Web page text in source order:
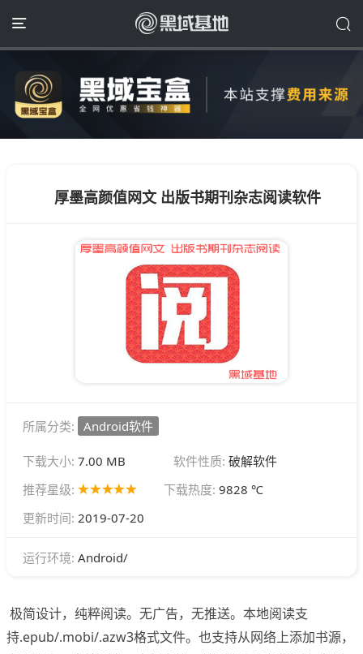
厚墨高颜值网文 出版书期刊杂志阅读软件
所属分类: Android软件
下载大小: 7.00 MB 软件性质: 破解软件
推荐星级:
下载热度: 9828 ℃
更新时间: 2019-07-20
运行环境: Android/
极简设计，纯粹阅读。无广告，无推送。本地阅读支
持.epub/.mobi/.azw3格式文件。也支持从网络上添加书源，